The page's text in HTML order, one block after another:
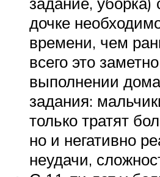
дочке
времени, чем
всего это
выполнении
задания:
только тратят
но и негативно
неудачи,